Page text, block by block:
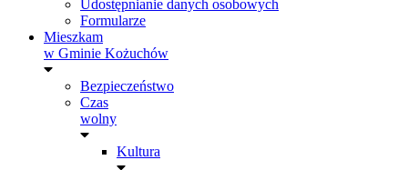
Udostępnianie danych osobowych
Formularze
Mieszkam
w Gminie Kożuchów
Bezpieczeństwo
Czas
wolny
Kultura